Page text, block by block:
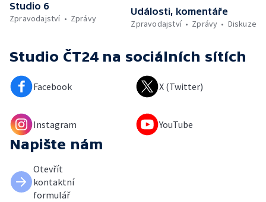
Studio 6
Zpravodajství
Zprávy
Události, komentáře
Zpravodajství
Zprávy Diskuze
Studio ČT24 na sociálních sítích
Facebook X (Twitter)
Instagram YouTube
Napište nám
Otevřít
kontaktní
formulář